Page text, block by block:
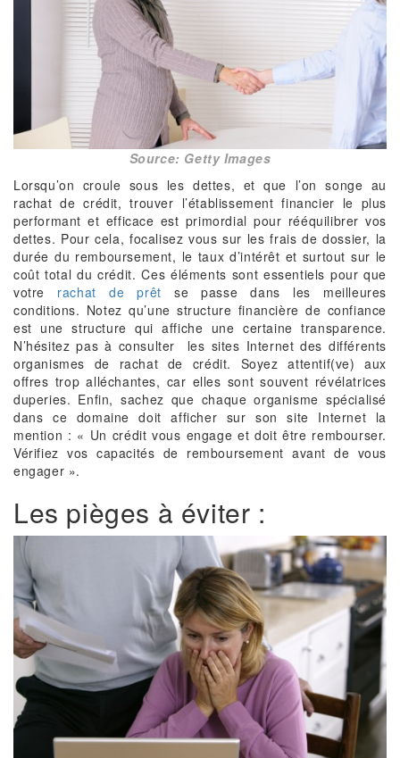
Source: Getty Images
Lorsqu’on croule sous les dettes, et que l’on songe au
rachat de crédit, trouver l’établissement financier le plus
performant et efficace est primordial pour rééquilibrer vos
dettes. Pour cela, focalisez vous sur les frais de dossier, la
durée du remboursement, le taux d’intérêt et surtout sur le
coût total du crédit. Ces éléments sont essentiels pour que
votre rachat de prêt se passe dans les meilleures
conditions. Notez qu’une structure financière de confiance
est une structure qui affiche une certaine transparence.
N’hésitez pas à consulter les sites Internet des différents
organismes de rachat de crédit. Soyez attentif(ve) aux
offres trop alléchantes, car elles sont souvent révélatrices
duperies. Enfin, sachez que chaque organisme spécialisé
dans ce domaine doit afficher sur son site Internet la
mention : « Un crédit vous engage et doit être rembourser.
Vérifiez vos capacités de remboursement avant de vous
engager ».
Les pièges à éviter :